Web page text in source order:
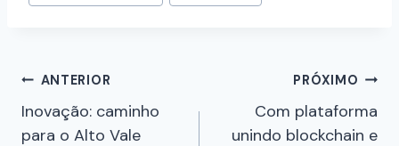
ANTERIOR
Inovação: caminho
para o Alto Vale
PRÓXIMO
Com plataforma
unindo blockchain e